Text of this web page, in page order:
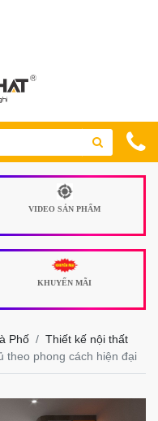
VIDEO SẢN PHẨM
KHUYẾN MÃI
Phố
Thiết kế nội thất
theo phong cách hiện đại